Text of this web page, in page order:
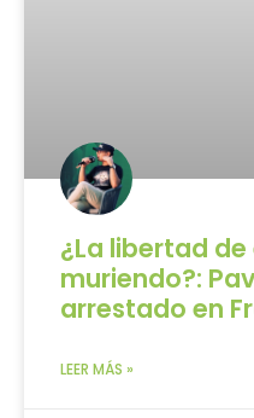
¿La libertad
muriendo?:
arrestado en
LEER MÁS »